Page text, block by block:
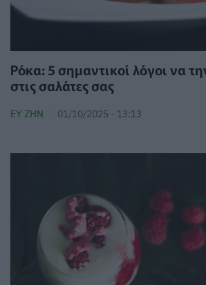
Ρόκα: 5 σημαντικοί λόγοι να
στις σαλάτες σας
ΕΥ ΖΗΝ 01/10/2025 - 13:13